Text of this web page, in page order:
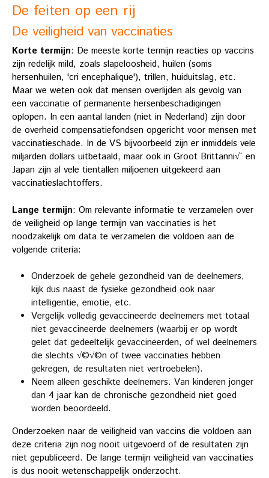
De feiten op een rij
De veiligheid van vaccinaties
Korte termijn: De meeste korte termijn reacties op vaccins
zijn redelijk mild, zoals slapeloosheid, huilen (soms
hersenhuilen, 'cri encephalique'), trillen, huiduitslag, etc.
Maar we weten ook dat mensen overlijden als gevolg van
een vaccinatie of permanente hersenbeschadigingen
oplopen. In een aantal landen (niet in Nederland) zijn door
de overheid compensatiefondsen opgericht voor mensen met
vaccinatieschade. In de VS bijvoorbeeld zijn er inmiddels vele
miljarden dollars uitbetaald, maar ook in Groot Brittanni√´ en
Japan zijn al vele tientallen miljoenen uitgekeerd aan
vaccinatieslachtoffers.
Lange termijn: Om relevante informatie te verzamelen over
de veiligheid op lange termijn van vaccinaties is het
noodzakelijk om data te verzamelen die voldoen aan de
volgende criteria:
Onderzoek de gehele gezondheid van de deelnemers,
kijk dus naast de fysieke gezondheid ook naar
intelligentie, emotie, etc.
Vergelijk volledig gevaccineerde deelnemers met totaal
niet gevaccineerde deelnemers (waarbij er op wordt
gelet dat gedeeltelijk gevaccineerden, of wel deelnemers
die slechts √©√©n of twee vaccinaties hebben
gekregen, de resultaten niet vertroebelen).
Neem alleen geschikte deelnemers. Van kinderen jonger
dan 4 jaar kan de chronische gezondheid niet goed
worden beoordeeld.
Onderzoeken naar de veiligheid van vaccins die voldoen aan
deze criteria zijn nog nooit uitgevoerd of de resultaten zijn
niet gepubliceerd. De lange termijn veiligheid van vaccinaties
is dus nooit wetenschappelijk onderzocht.